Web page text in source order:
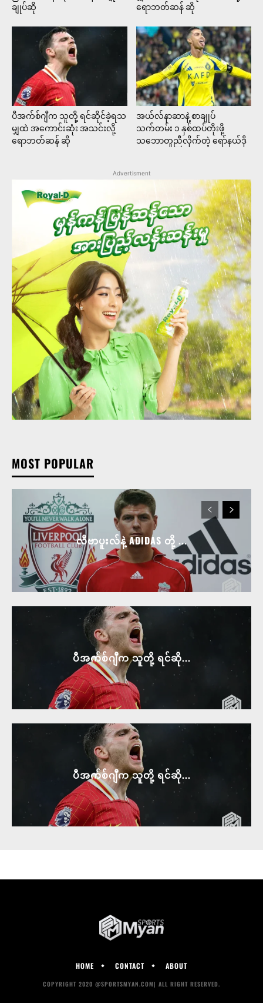
ချုပ်ဆို
ရောဘတ်ဆန် ဆို
ပီအက်စ်ဂျီက သူတို့ ရင်ဆိုင်ခဲ့ရသ
မျှထဲ အကောင်းဆုံး အသင်းလို့
ရောဘတ်ဆန် ဆို
အယ်လ်နာဆာနဲ့ စာချုပ်
သက်တမ်း ၁ နှစ်ထပ်တိုးဖို့
သဘောတူညီလိုက်တဲ့ ရော်နယ်ဒို
Advertisment
MOST POPULAR
လီဗာပူးလ်နဲ့ ADIDAS တို့ ...
ပီအက်စ်ဂျီက သူတို့ ရင်ဆို...
ပီအက်စ်ဂျီက သူတို့ ရင်ဆို...
HOME CONTACT ABOUT
COPYRIGHT 2020 @SPORTSMYAN.COM| ALL RIGHT RESERVED.